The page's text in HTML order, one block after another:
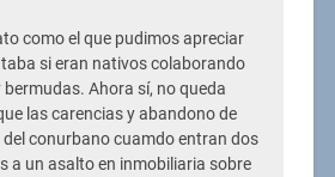
como el que pudimos apreciar
si eran nativos colaborando
Ahora sí, no queda
las carencias y abandono de
del conurbano cuamdo entran dos
a un asalto en inmobiliaria sobre